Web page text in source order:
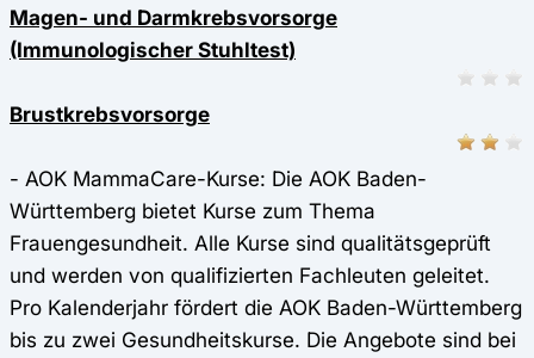
Magen- und Darmkrebsvorsorge
(Immunologischer Stuhltest)
Brustkrebsvorsorge
- AOK MammaCare-Kurse: Die AOK Baden-
Württemberg bietet Kurse zum Thema
Frauengesundheit. Alle Kurse sind qualitätsgeprüft
und werden von qualifizierten Fachleuten geleitet.
Pro Kalenderjahr fördert die AOK Baden-Württemberg
bis zu zwei Gesundheitskurse. Die Angebote sind bei